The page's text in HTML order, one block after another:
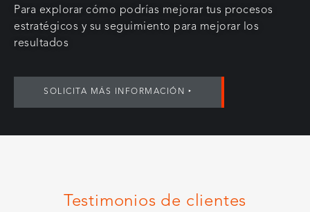
Para explorar cómo podrías mejorar tus procesos
estratégicos y su seguimiento para mejorar los
resultados
SOLICITA MÁS INFORMACIÓN ‣
Testimonios de clientes